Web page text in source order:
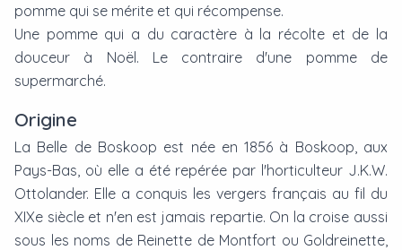
pomme qui se mérite et qui récompense.
Une pomme qui a du caractère à la récolte et de la
douceur à Noël. Le contraire d'une pomme de
supermarché.
Origine
La Belle de Boskoop est née en 1856 à Boskoop, aux
Pays-Bas, où elle a été repérée par l'horticulteur J.K.W.
Ottolander. Elle a conquis les vergers français au fil du
XIXe siècle et n'en est jamais repartie. On la croise aussi
sous les noms de Reinette de Montfort ou Goldreinette,